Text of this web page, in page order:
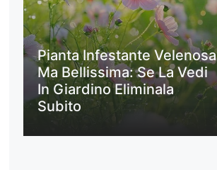
Pianta Infestante Velenosa
Ma Bellissima: Se La Vedi
In Giardino Eliminala
Subito